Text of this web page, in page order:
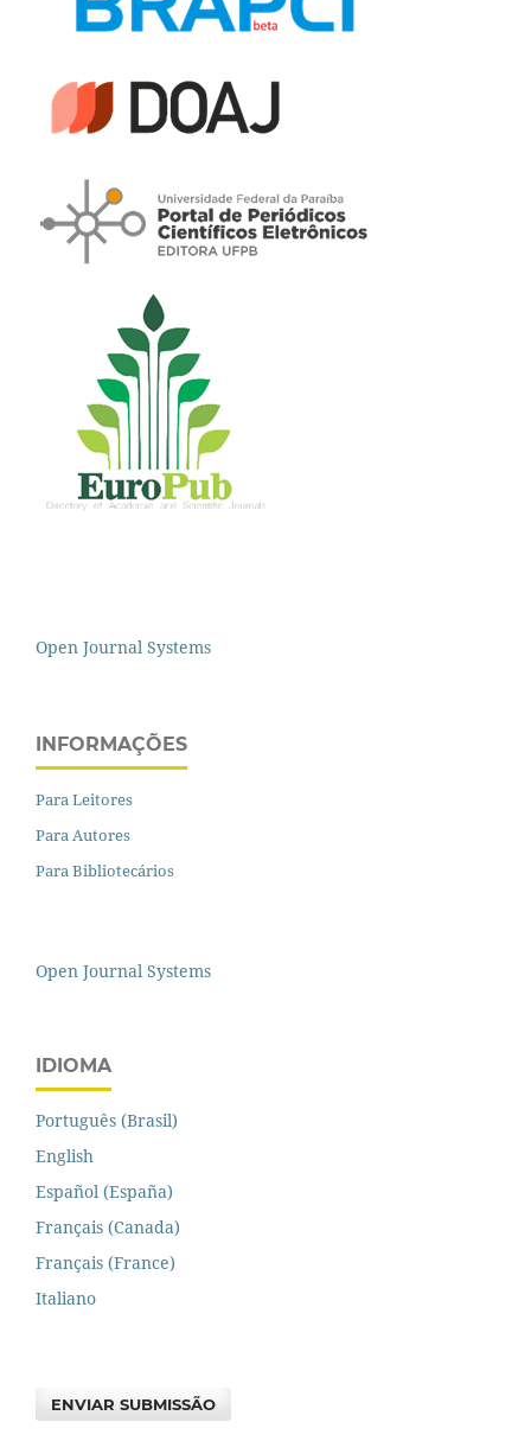
Open Journal Systems
INFORMAÇÕES
Para Leitores
Para Autores
Para Bibliotecários
Open Journal Systems
IDIOMA
Português (Brasil)
English
Español (España)
Français (Canada)
Français (France)
Italiano
ENVIAR SUBMISSÃO